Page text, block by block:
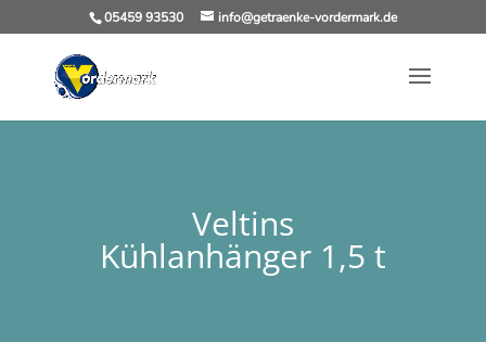
05459 93530 info@getraenke-vordermark.de
Veltins
Kühlanhänger 1,5 t